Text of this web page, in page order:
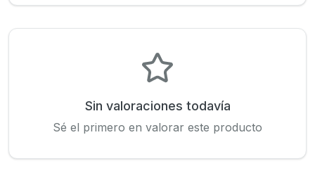
Sin valoraciones todavía
Sé el primero en valorar este producto